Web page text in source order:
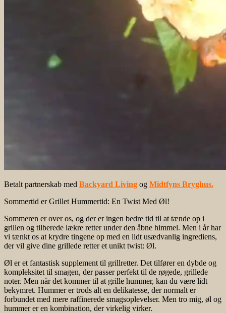
Betalt partnerskab med Backyard Living og Midtfyns Bryghus.
Sommertid er Grillet Hummertid: En Twist Med Øl!
Sommeren er over os, og der er ingen bedre tid til at tænde op i
grillen og tilberede lækre retter under den åbne himmel. Men i år har
vi tænkt os at krydre tingene op med en lidt usædvanlig ingrediens,
der vil give dine grillede retter et unikt twist: Øl.
Øl er et fantastisk supplement til grillretter. Det tilfører en dybde og
kompleksitet til smagen, der passer perfekt til de røgede, grillede
noter. Men når det kommer til at grille hummer, kan du være lidt
bekymret. Hummer er trods alt en delikatesse, der normalt er
forbundet med mere raffinerede smagsoplevelser. Men tro mig, øl og
hummer er en kombination, der virkelig virker.